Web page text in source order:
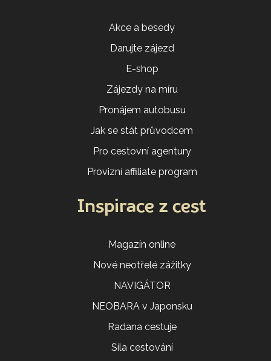
Akce a besedy
Darujte zájezd
E-shop
Zájezdy na míru
Pronájem autobusu
Jak se stát průvodcem
Pro cestovní agentury
Provizní affiliate program
Inspirace z cest
Magazín online
Nové neotřelé zážitky
NAVIGÁTOR
NEOBARA v Japonsku
Radana cestuje
Síla cestování